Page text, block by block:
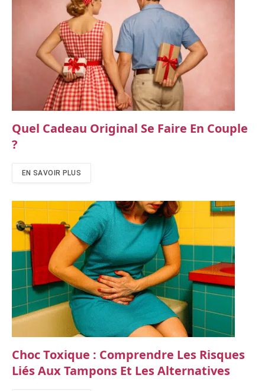
Quel Cadeau Original Se Faire En Couple
?
EN SAVOIR PLUS
Choc Toxique : Comprendre Les Risques
Liés Aux Tampons Et Les Alternatives